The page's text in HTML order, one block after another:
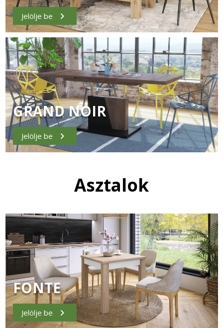
Jelölje be
GRAND NOIR
Jelölje be
Asztalok
FONTE
Jelölje be